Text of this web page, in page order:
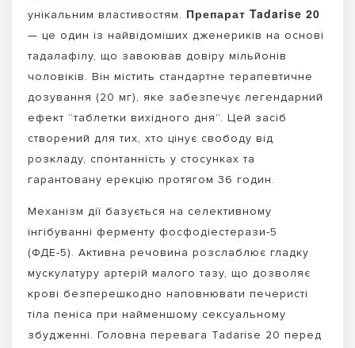
унікальним властивостям. Препарат Tadarise 20
— це один із найвідоміших дженериків на основі
тадалафілу, що завоював довіру мільйонів
чоловіків. Він містить стандартне терапевтичне
дозування (20 мг), яке забезпечує легендарний
ефект “таблетки вихідного дня”. Цей засіб
створений для тих, хто цінує свободу від
розкладу, спонтанність у стосунках та
гарантовану ерекцію протягом 36 годин.
Механізм дії базується на селективному
інгібуванні ферменту фосфодіестерази-5
(ФДЕ-5). Активна речовина розслаблює гладку
мускулатуру артерій малого тазу, що дозволяє
крові безперешкодно наповнювати печеристі
тіла пеніса при найменшому сексуальному
збудженні. Головна перевага Tadarise 20 перед